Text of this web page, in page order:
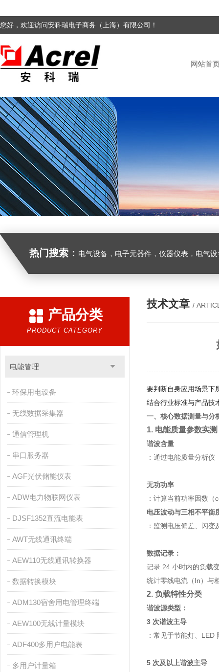
您好，欢迎访问安科瑞电子商务（上海）有限公司！
网站首
热门搜索： 电气设备，电子元器件，仪器仪表，电气
产品分类
PRODUCT CATEGORY
电能管理
环保用电设备
无线数据采集器
通信管理机
串口服务器
AGF光伏储能仪表
ADW电力物联网仪表
DJSF1352直流电能表
AWT无线通讯终端
AEW110无线通讯转换器
数据转换模块
ADM130宿舍用电管理终端
AEW100无线计量模块
ADF400多用户电能表
多用户计量箱
技术文章 /
要判断自身应用场景下
结合行业标准与产品技
一、核心数据测量与分
1. 电能质量参数实测
谐波含量
：通过电能质量分析仪
无功功率
：计算当前功率因数
电压波动与三相不平衡
：监测电压偏差、闪
数据记录：
记录 24 小时内的负载
统计零线电流（In）与
2. 负载特性分类
谐波源类型：
3 次谐波主导
：常见于节能灯、
5 次及以上谐波主导